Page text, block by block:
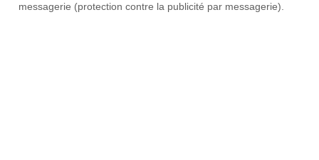
messagerie (protection contre la publicité par messagerie).